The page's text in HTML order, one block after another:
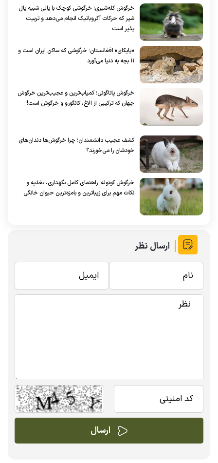
خرگوش کله‌شیری؛ خرگوشی کوچک با یالی شبیه یال
شیر که حرکات آکروباتیک انجام می‌دهد و تربیت
پذیر است
«پایکای» افغانستان؛ خرگوشی که ساکن ایران است و
۱۱ بچه به دنیا می‌آورد
خرگوش پاتاگونی؛ کمیاب‌ترین و عجیب‌ترین خرگوش
جهان که ترکیبی از الاغ، کانگورو و خرگوش است!
کشف عجیب دانشمندان؛ چرا خرگوش‌ها دندان‌های
خودشان را می‌خورند؟
خرگوش کوتوله؛ راهنمای کامل نگهداری، تغذیه و
نکات مهم برای زیباترین و بامزه‌ترین حیوان خانگی
ارسال نظر